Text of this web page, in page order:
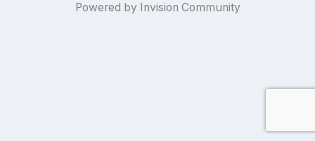
Powered by Invision Community